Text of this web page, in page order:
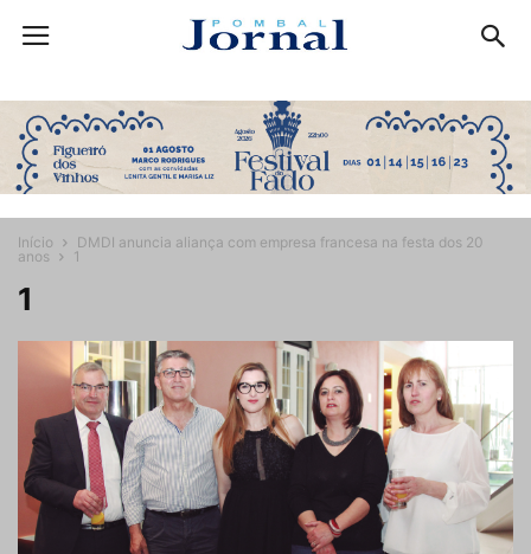
Início
DMDI anuncia aliança com empresa francesa na festa dos 20
anos
1
1